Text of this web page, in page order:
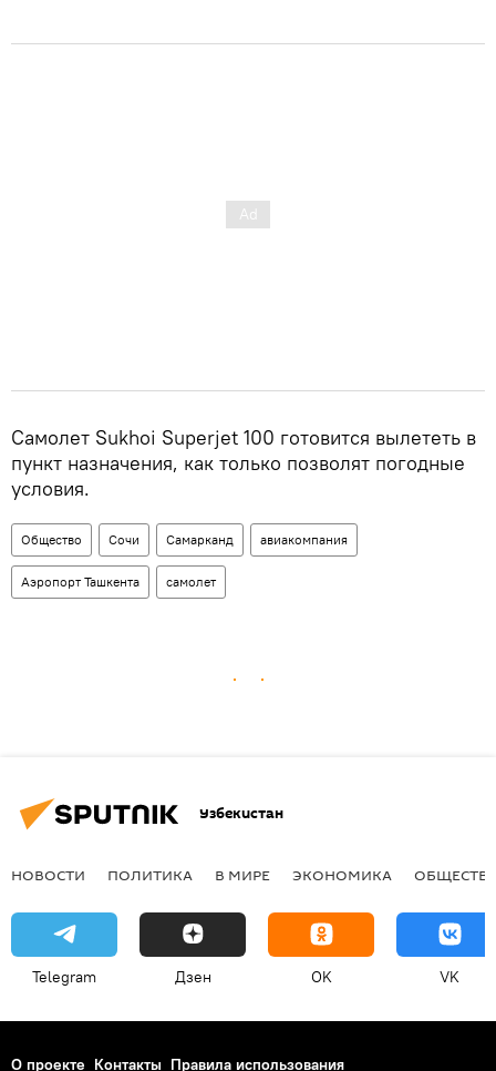
Самолет Sukhoi Superjet 100 готовится вылететь в
пункт назначения, как только позволят погодные
условия.
Общество Сочи Самарканд авиакомпания
Аэропорт Ташкента самолет
Узбекистан
НОВОСТИ ПОЛИТИКА В МИРЕ ЭКОНОМИКА
Telegram Дзен OK VK
О проекте Контакты Правила использования